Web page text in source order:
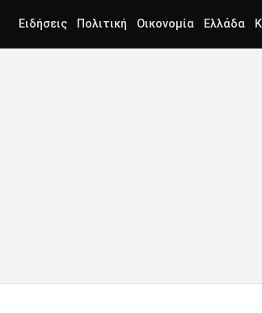
Ειδήσεις Πολιτική Οικονομία Ελλάδα